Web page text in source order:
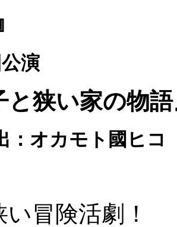
演
と狭い家の物
：オカモト國ヒコ
冒険活劇！